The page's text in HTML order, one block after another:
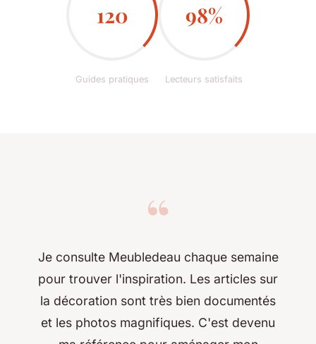
120
Guides pratiques
98%
Lecteurs satisfaits
“
Je consulte Meubledeau chaque semaine
pour trouver l'inspiration. Les articles sur
la décoration sont très bien documentés
et les photos magnifiques. C'est devenu